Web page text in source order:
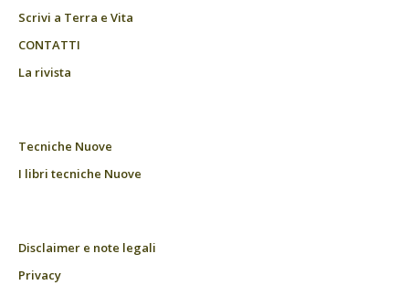
Scrivi a Terra e Vita
CONTATTI
La rivista
Tecniche Nuove
I libri tecniche Nuove
Disclaimer e note legali
Privacy